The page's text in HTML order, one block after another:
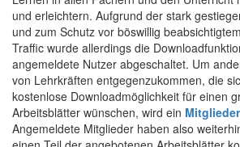
und erleichtern. Aufgrund der stark
und zum Schutz vor böswillig
Traffic wurde allerdings die
angemeldete Nutzer abgeschaltet. Um
von Lehrkräften entgegenzukommen, die
kostenlose Downloadmöglichkeit für einen
Arbeitsblätter wünschen, wird ein
Angemeldete Mitglieder haben also